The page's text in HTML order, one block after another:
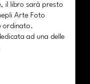
il libro sarà presto
Arte Foto
ordinato.
ad una delle